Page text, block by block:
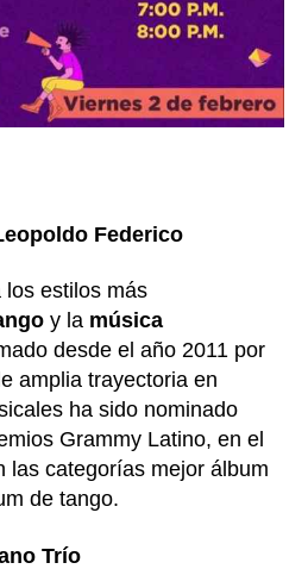
Federico
los estilos más
y la música
desde el año 2011 por
amplia trayectoria en
ha sido nominado
Grammy Latino, en el
las categorías mejor álbum
de tango.
Trío